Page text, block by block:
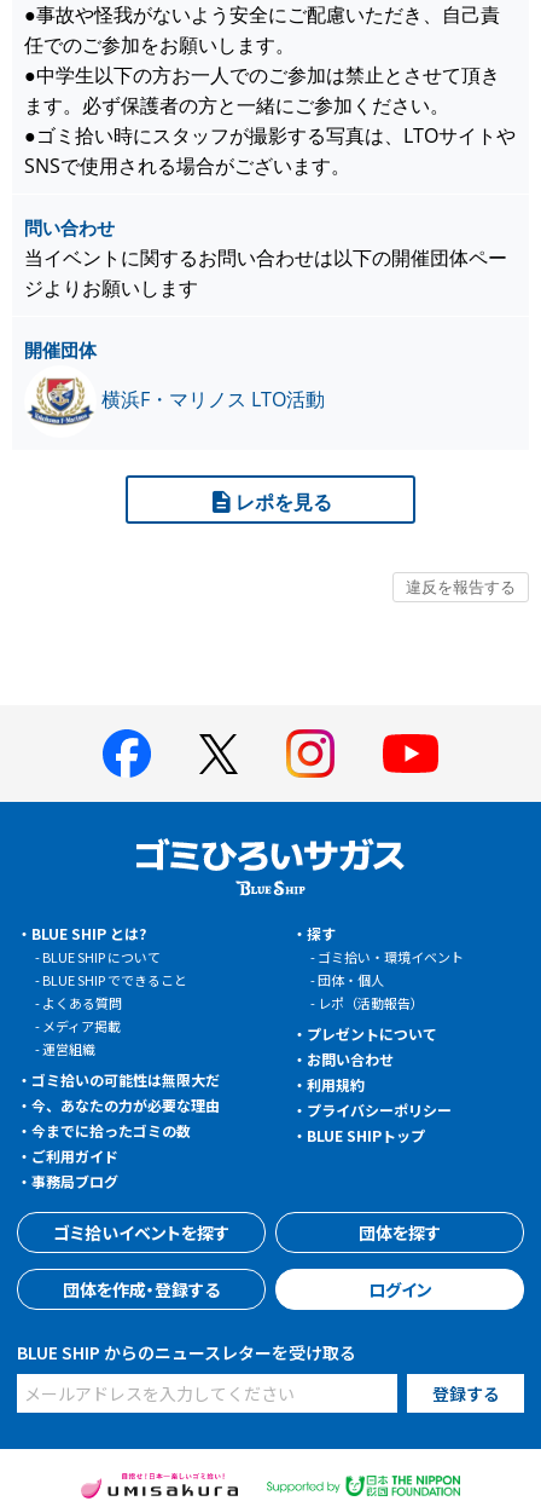
●事故や怪我がないよう安全にご配慮いただき、自己責
任でのご参加をお願いします。
●中学生以下の方お一人でのご参加は禁止とさせて頂き
ます。必ず保護者の方と一緒にご参加ください。
●ゴミ拾い時にスタッフが撮影する写真は、LTOサイトや
SNSで使用される場合がございます。
問い合わせ
当イベントに関するお問い合わせは以下の開催団体ペー
ジよりお願いします
開催団体
横浜F・マリノス LTO活動
レポを見る
BLUE SHIP とは?
BLUE SHIP について
BLUE SHIP でできること
よくある質問
メディア掲載
運営組織
ゴミ拾いの可能性は無限大だ
今、あなたの力が必要な理由
今までに拾ったゴミの数
ご利用ガイド
事務局ブログ
探す
ゴミ拾い・環境イベント
団体・個人
レポ（活動報告）
プレゼントについて
お問い合わせ
利用規約
プライバシーポリシー
BLUE SHIPトップ
ゴミ拾いイベントを探す 団体を探す
団体を作成・登録する ログイン
BLUE SHIP からのニュースレターを受け取る